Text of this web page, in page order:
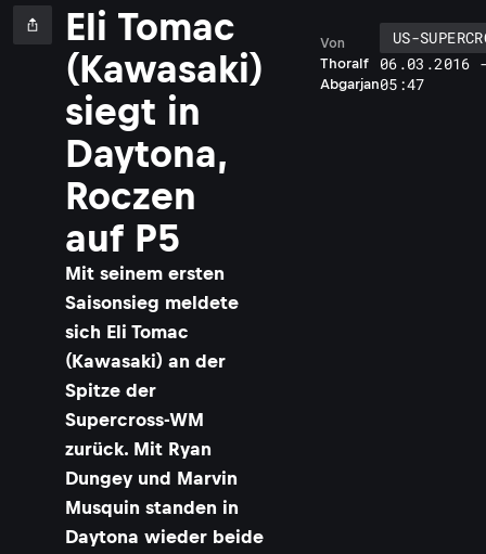
Eli Tomac
(Kawasaki)
siegt in
Daytona,
Roczen
auf P5
Mit seinem ersten
Saisonsieg meldete
sich Eli Tomac
(Kawasaki) an der
Spitze der
Supercross-WM
zurück. Mit Ryan
Dungey und Marvin
Musquin standen in
Daytona wieder beide
Thoralf
Abgarjan
Von
US-
06.03.2016
05:47